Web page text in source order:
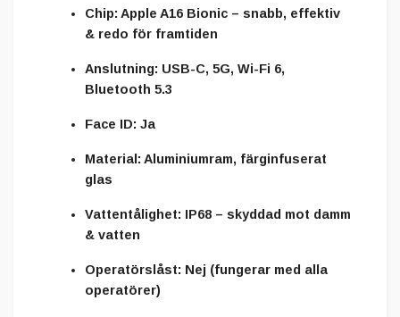
Chip: Apple A16 Bionic – snabb, effektiv
& redo för framtiden
Anslutning: USB-C, 5G, Wi-Fi 6,
Bluetooth 5.3
Face ID: Ja
Material: Aluminiumram, färginfuserat
glas
Vattentålighet: IP68 – skyddad mot damm
& vatten
Operatörslåst: Nej (fungerar med alla
operatörer)